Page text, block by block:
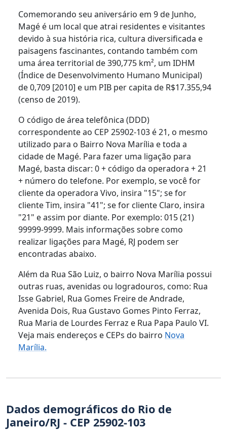
Comemorando seu aniversário em 9 de Junho,
Magé é um local que atrai residentes e visitantes
devido à sua história rica, cultura diversificada e
paisagens fascinantes, contando também com
uma área territorial de 390,775 km², um IDHM
(Índice de Desenvolvimento Humano Municipal)
de 0,709 [2010] e um PIB per capita de R$17.355,94
(censo de 2019).
O código de área telefônica (DDD)
correspondente ao CEP 25902-103 é 21, o mesmo
utilizado para o Bairro Nova Marília e toda a
cidade de Magé. Para fazer uma ligação para
Magé, basta discar: 0 + código da operadora + 21
+ número do telefone. Por exemplo, se você for
cliente da operadora Vivo, insira "15"; se for
cliente Tim, insira "41"; se for cliente Claro, insira
"21" e assim por diante. Por exemplo: 015 (21)
99999-9999. Mais informações sobre como
realizar ligações para Magé, RJ podem ser
encontradas abaixo.
Além da Rua São Luiz, o bairro Nova Marília possui
outras ruas, avenidas ou logradouros, como: Rua
Isse Gabriel, Rua Gomes Freire de Andrade,
Avenida Dois, Rua Gustavo Gomes Pinto Ferraz,
Rua Maria de Lourdes Ferraz e Rua Papa Paulo VI.
Veja mais endereços e CEPs do bairro Nova
Marília.
Dados demográficos do Rio de
Janeiro/RJ - CEP 25902-103